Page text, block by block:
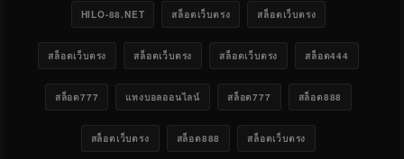
HILO-88.NET สล็อตเว็บตรง สล็อตเว็บตรง
สล็อตเว็บตรง สล็อตเว็บตรง สล็อตเว็บตรง สล็อต444
สล็อต777 แทงบอลออนไลน์ สล็อต777 สล็อต888
สล็อตเว็บตรง สล็อต888 สล็อตเว็บตรง